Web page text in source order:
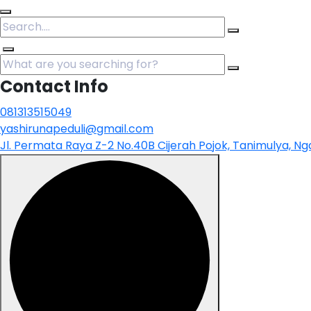
Contact Info
081313515049
yashirunapeduli@gmail.com
Jl. Permata Raya Z-2 No.40B Cijerah Pojok, Tanimulya,